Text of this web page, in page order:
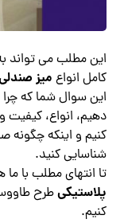
این مطلب می تواند
کامل انواع میز
این سوال شما که
دهیم، انواع، کیفیت
کنیم و اینکه چگونه
شناسایی کنید.
تا انتهای مطلب با ما
پلاستیکیطرح
کنیم.